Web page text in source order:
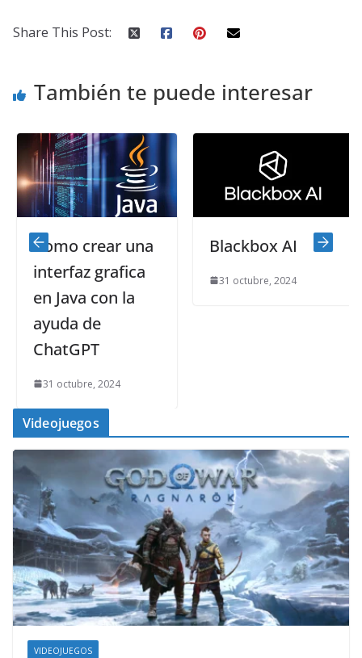
Share This Post:
También te puede interesar
Como crear una
interfaz grafica
en Java con la
ayuda de
ChatGPT
31 octubre, 2024
Blackbox AI
31 octubre, 2024
Videojuegos
VIDEOJUEGOS